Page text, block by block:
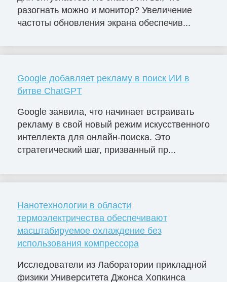
разогнать можно и монитор? Увеличение
частоты обновления экрана обеспечив...
Google добавляет рекламу в поиск ИИ в
битве ChatGPT
Google заявила, что начинает встраивать
рекламу в свой новый режим искусственного
интеллекта для онлайн-поиска. Это
стратегический шаг, призванный пр...
Нанотехнологии в области
термоэлектричества обеспечивают
масштабируемое охлаждение без
использования компрессора
Исследователи из Лаборатории прикладной
физики Университета Джонса Хопкинса